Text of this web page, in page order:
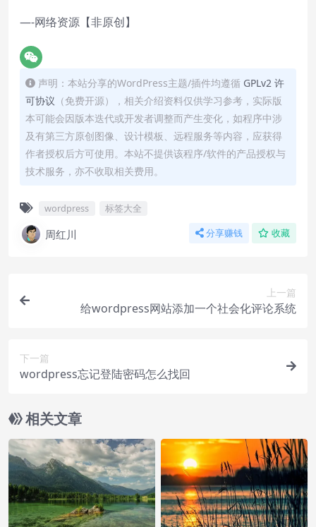
—-网络资源【非原创】
声明：本站分享的WordPress主题/插件均遵循 GPLv2 许
可协议 （免费开源），相关介绍资料仅供学习参考，实际版
本可能会因版本迭代或开发者调整而产生变化，如程序中涉
及有第三方原创图像、设计模板、远程服务等内容，应获得
作者授权后方可使用。本站不提供该程序/软件的产品授权与
技术服务，亦不收取相关费用。
wordpress 标签大全
周红川 分享赚钱 收藏
上一篇
给wordpress网站添加一个社会化评论系统
下一篇
wordpress忘记登陆密码怎么找回
相关文章